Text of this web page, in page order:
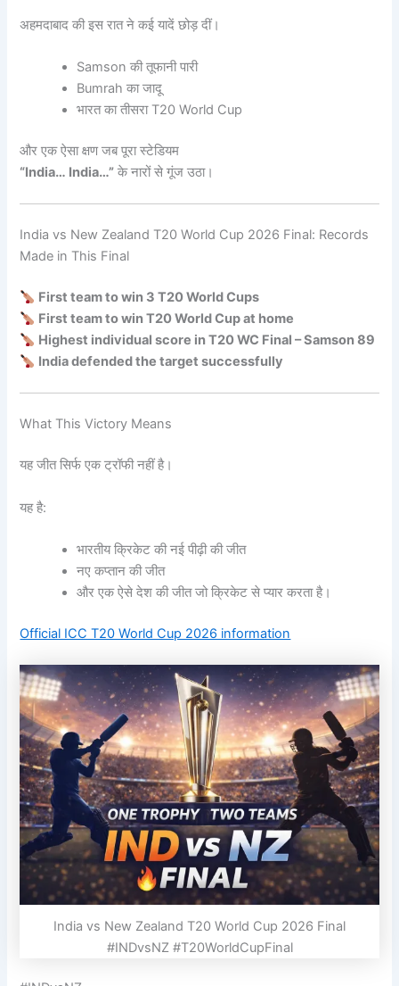
अहमदाबाद की इस रात ने कई यादें छोड़ दीं।
Samson की तूफानी पारी
Bumrah का जादू
भारत का तीसरा T20 World Cup
और एक ऐसा क्षण जब पूरा स्टेडियम
“India… India…” के नारों से गूंज उठा।
India vs New Zealand T20 World Cup 2026 Final: Records
Made in This Final
First team to win 3 T20 World Cups
First team to win T20 World Cup at home
Highest individual score in T20 WC Final – Samson 89
India defended the target successfully
What This Victory Means
यह जीत सिर्फ एक ट्रॉफी नहीं है।
यह है:
भारतीय क्रिकेट की नई पीढ़ी की जीत
नए कप्तान की जीत
और एक ऐसे देश की जीत जो क्रिकेट से प्यार करता है।
Official ICC T20 World Cup 2026 information
India vs New Zealand T20 World Cup 2026 Final
#INDvsNZ #T20WorldCupFinal